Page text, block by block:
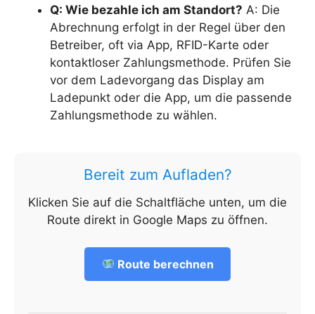
Q: Wie bezahle ich am Standort? A: Die
Abrechnung erfolgt in der Regel über den
Betreiber, oft via App, RFID-Karte oder
kontaktloser Zahlungsmethode. Prüfen Sie
vor dem Ladevorgang das Display am
Ladepunkt oder die App, um die passende
Zahlungsmethode zu wählen.
Bereit zum Aufladen?
Klicken Sie auf die Schaltfläche unten, um die
Route direkt in Google Maps zu öffnen.
Route berechnen